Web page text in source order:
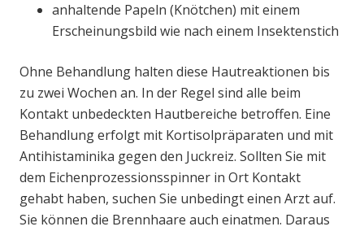
anhaltende Papeln (Knötchen) mit einem
Erscheinungsbild wie nach einem Insektenstich
Ohne Behandlung halten diese Hautreaktionen bis
zu zwei Wochen an. In der Regel sind alle beim
Kontakt unbedeckten Hautbereiche betroffen. Eine
Behandlung erfolgt mit Kortisolpräparaten und mit
Antihistaminika gegen den Juckreiz. Sollten Sie mit
dem Eichenprozessionsspinner in Ort Kontakt
gehabt haben, suchen Sie unbedingt einen Arzt auf.
Sie können die Brennhaare auch einatmen. Daraus